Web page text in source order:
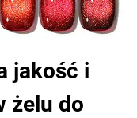
jakość i
żelu do